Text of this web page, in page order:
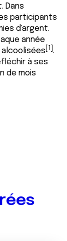
Dans
participants
d'argent.
année
alcoolisées
.
à ses
de mois